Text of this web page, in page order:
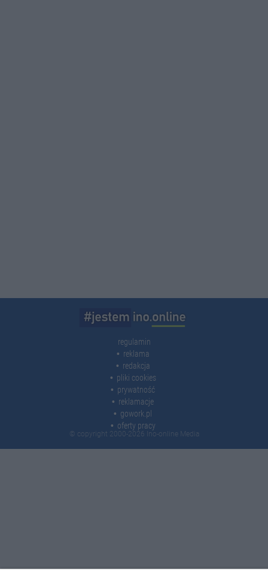
regulamin
reklama
redakcja
pliki cookies
prywatność
reklamacje
gowork.pl
oferty pracy
© copyright 2000-2026 Ino-online Media